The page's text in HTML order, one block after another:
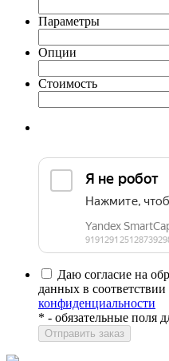
Параметры
Опции
Стоимость
Даю согласие на
данных в соответствии
конфиденциальности
* - обязательные поля